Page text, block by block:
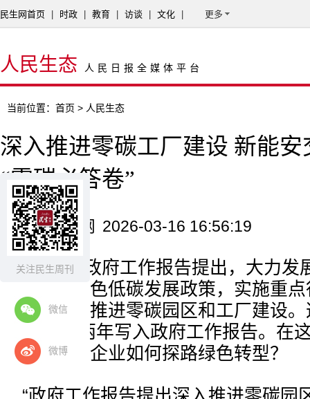
关注民生周刊
微信
微博
民生网首页 时政 教育 访谈 文化 更多
人民生态 人民日报全媒体平台
当前位置： 首页 > 人民生态
深入推进零碳工厂建设 新能
“零碳必答卷”
来源：新华网 2026-03-16 16:56:19
2026年政府工作报告提出，大力发
完善促进绿色低碳发展政策，实施重
行动，深入推进零碳园区和工厂建设
工厂”连续两年写入政府工作报告。在
下，制造业企业如何探路绿色转型？